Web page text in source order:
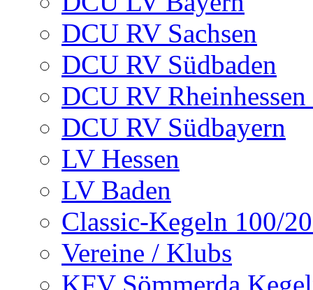
DCU RV Sachsen
DCU RV Südbaden
DCU RV
DCU RV Südbayern
LV Hessen
LV Baden
Classic-Kegeln 100/
Vereine / Klubs
KFV Sömmerda